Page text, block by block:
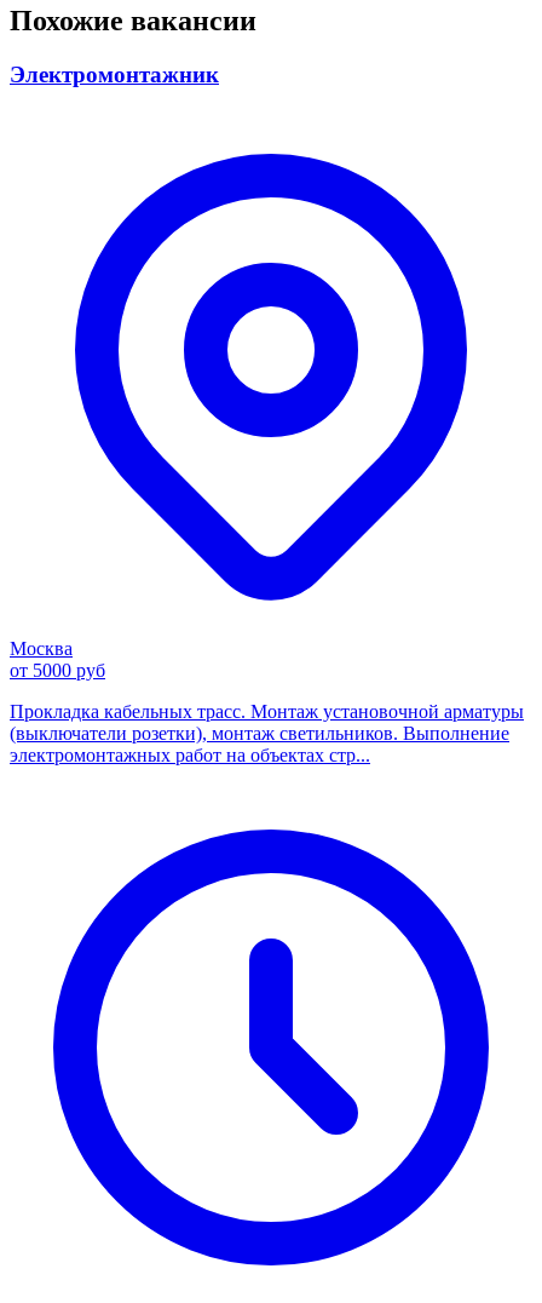
Похожие вакансии
Электромонтажник
Москва
от 5000 руб
Прокладка кабельных трасс. Монтаж установочной арматуры
(выключатели розетки), монтаж светильников. Выполнение
электромонтажных работ на объектах стр...